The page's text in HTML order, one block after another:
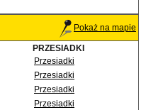
Pokaż na mapie
PRZESIADKI
Przesiadki
Przesiadki
Przesiadki
Przesiadki